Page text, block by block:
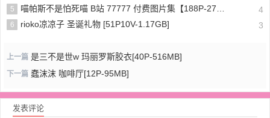
5 喵帕斯不是怕死喵 B站 77777 付费图片集【188P-275MB】 4
6 rioko凉凉子 圣诞礼物 [51P10V-1.17GB] 3
上一篇 是三不是世w 玛丽罗斯胶衣[40P-516MB]
下一篇 蠢沫沫 咖啡厅[12P-95MB]
发表评论